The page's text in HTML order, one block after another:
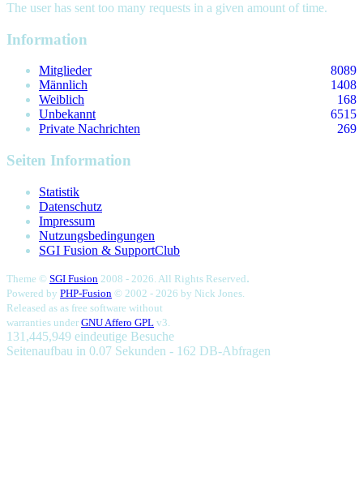
The user has sent too many requests in a given amount of time.
Information
Mitglieder
8089
Männlich
1408
Weiblich
168
Unbekannt
6515
Private Nachrichten
269
Seiten Information
Statistik
Datenschutz
Impressum
Nutzungsbedingungen
SGI Fusion & SupportClub
Theme © SGI Fusion 2008 - 2026. All Rights Reserved.
Powered by PHP-Fusion © 2002 - 2026 by Nick Jones.
Released as as free software without
warranties under GNU Affero GPL v3.
131,445,949 eindeutige Besuche
Seitenaufbau in 0.07 Sekunden - 162 DB-Abfragen